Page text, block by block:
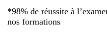
*98% de réussite à
nos formations